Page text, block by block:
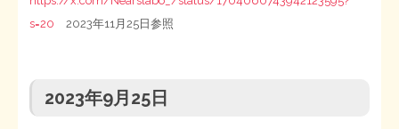
s=20 2023年11月25日参照
2023年9月25日